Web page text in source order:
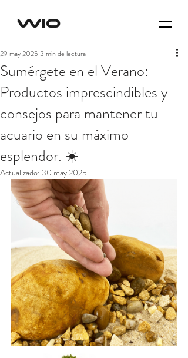
Sumérgete en el Verano:
Productos imprescindibles y
consejos para mantener tu
acuario en su máximo
esplendor. ☀️
29 may 2025 3 min de lectura
Actualizado: 30 may 2025